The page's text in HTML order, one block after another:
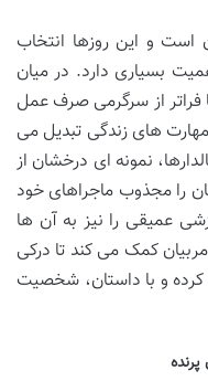
است و این روزها انتخاب
بسیاری دارد. در میان
فراتر از سرگرمی صرف عمل
های زندگی تبدیل می
نمونه ای درخشان از
را مجذوب ماجراهای خود
عمیقی را نیز به آن ها
کمک می کند تا درکی
کرده و با داستان، شخصیت